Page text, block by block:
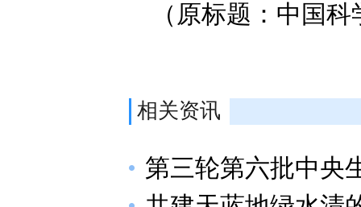
（原标题：中国
相关资讯
第三轮第六批中央